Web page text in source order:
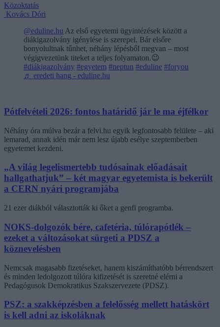
Közoktatás
Kovács Dóri
@eduline.hu Az első egyetemi ügyintézések között a
diákigazolvány igénylése is szerepel. Bár elsőre
bonyolultnak tűnhet, néhány lépésből megvan – most
végigvezetünk titeket a teljes folyamaton.😉
#diákigazolvány #egyetem #neptun #eduline #foryou
♬ eredeti hang - eduline.hu
Pótfelvételi 2026: fontos határidő jár le ma éjfélkor
Néhány óra múlva bezár a felvi.hu egyik legfontosabb felülete – aki
lemarad, annak idén már nem lesz újabb esélye szeptemberben
egyetemet kezdeni.
„A világ legelismertebb tudósainak előadásait
hallgathatjuk” – két magyar egyetemista is bekerült
a CERN nyári programjába
21 ezer diákból választották ki őket a genfi programba.
NOKS-dolgozók bére, cafetéria, túlórapótlék –
ezeket a változásokat sürgeti a PDSZ a
köznevelésben
Nemcsak magasabb fizetéseket, hanem kiszámíthatóbb bérrendszert
és minden ledolgozott túlóra kifizetését is szeretné elérni a
Pedagógusok Demokratikus Szakszervezete (PDSZ).
PSZ: a szakképzésben a felelősség mellett hatáskört
is kell adni az iskoláknak